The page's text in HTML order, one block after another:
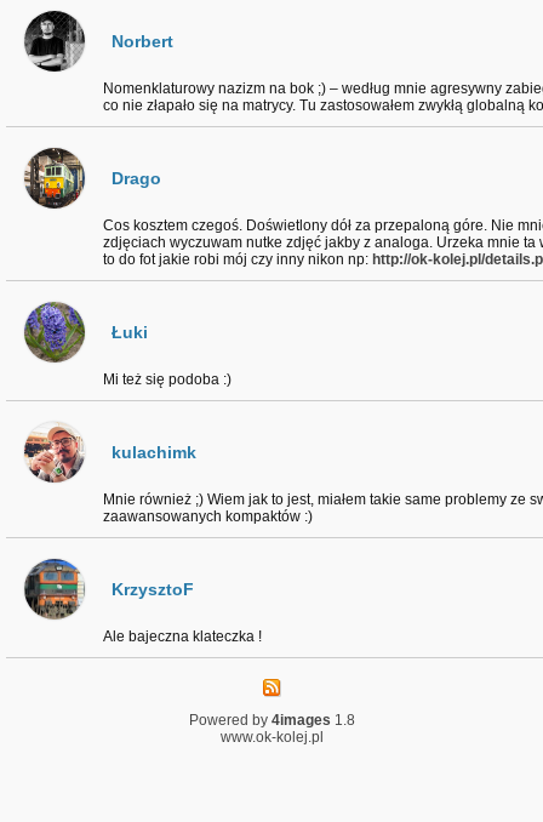
Norbert
Nomenklaturowy nazizm na bok ;) – według mnie agresywny
co nie złapało się na matrycy. Tu zastosowałem zwykłą globalną
Drago
Cos kosztem czegoś. Doświetlony dół za przepaloną góre. Nie
zdjęciach wyczuwam nutke zdjęć jakby z analoga. Urzeka mnie ta
to do fot jakie robi mój czy inny nikon np: http://ok-kolej.pl/
Łuki
Mi też się podoba :)
kulachimk
Mnie również ;) Wiem jak to jest, miałem takie same problemy ze
zaawansowanych kompaktów :)
KrzysztoF
Ale bajeczna klateczka !
Powered by 4images 1.8
www.ok-kolej.pl